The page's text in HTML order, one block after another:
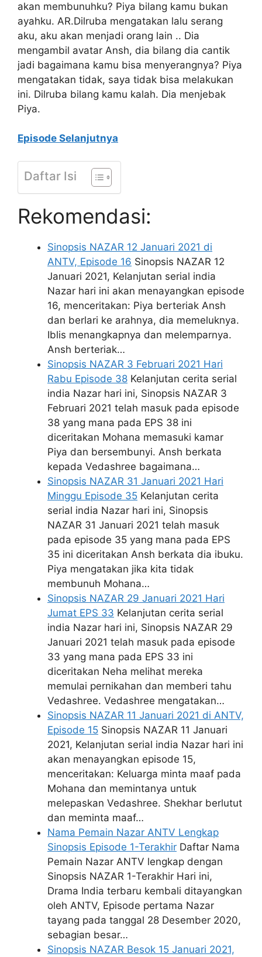
akan membunuhku? Piya bilang kamu bukan
ayahku. AR.Dilruba mengatakan lalu serang
aku, aku akan menjadi orang lain .. Dia
mengambil avatar Ansh, dia bilang dia cantik
jadi bagaimana kamu bisa menyerangnya? Piya
mengatakan tidak, saya tidak bisa melakukan
ini. Dilruba bilang kamu kalah. Dia menjebak
Piya.
Episode Selanjutnya
Daftar Isi
Rekomendasi:
Sinopsis NAZAR 12 Januari 2021 di
ANTV, Episode 16 Sinopsis NAZAR 12
Januari 2021, Kelanjutan serial india
Nazar hari ini akan menayangkan episode
16, menceritakan: Piya berteriak Ansh
dan berlari ke arahnya, dia memeluknya.
Iblis menangkapnya dan melemparnya.
Ansh berteriak…
Sinopsis NAZAR 3 Februari 2021 Hari
Rabu Episode 38 Kelanjutan cerita serial
india Nazar hari ini, Sinopsis NAZAR 3
Februari 2021 telah masuk pada episode
38 yang mana pada EPS 38 ini
diceritakan Mohana memasuki kamar
Piya dan bersembunyi. Ansh berkata
kepada Vedashree bagaimana…
Sinopsis NAZAR 31 Januari 2021 Hari
Minggu Episode 35 Kelanjutan cerita
serial india Nazar hari ini, Sinopsis
NAZAR 31 Januari 2021 telah masuk
pada episode 35 yang mana pada EPS
35 ini diceritakan Ansh berkata dia ibuku.
Piya mengatakan jika kita tidak
membunuh Mohana…
Sinopsis NAZAR 29 Januari 2021 Hari
Jumat EPS 33 Kelanjutan cerita serial
india Nazar hari ini, Sinopsis NAZAR 29
Januari 2021 telah masuk pada episode
33 yang mana pada EPS 33 ini
diceritakan Neha melihat mereka
memulai pernikahan dan memberi tahu
Vedashree. Vedashree mengatakan…
Sinopsis NAZAR 11 Januari 2021 di ANTV,
Episode 15 Sinopsis NAZAR 11 Januari
2021, Kelanjutan serial india Nazar hari ini
akan menayangkan episode 15,
menceritakan: Keluarga minta maaf pada
Mohana dan memintanya untuk
melepaskan Vedashree. Shekhar berlutut
dan meminta maaf…
Nama Pemain Nazar ANTV Lengkap
Sinopsis Episode 1-Terakhir Daftar Nama
Pemain Nazar ANTV lengkap dengan
Sinopsis NAZAR 1-Terakhir Hari ini,
Drama India terbaru kembali ditayangkan
oleh ANTV, Episode pertama Nazar
tayang pada tanggal 28 Desember 2020,
sebagian besar…
Sinopsis NAZAR Besok 15 Januari 2021,